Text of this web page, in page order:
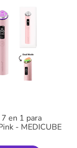
en 1 para
- MEDICUBE